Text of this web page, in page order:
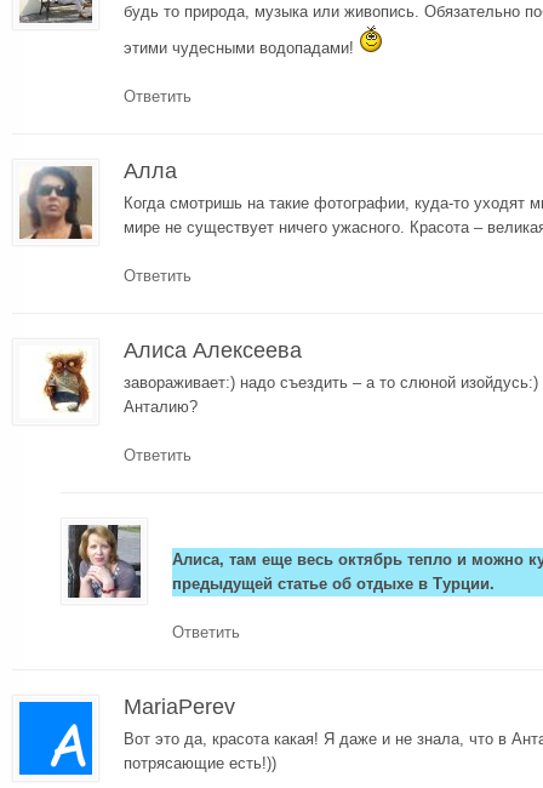
будь то природа, музыка или живопись. Обязательно
этими чудесными водопадами!
Ответить
Алла
Когда смотришь на такие фотографии, куда-то уходят
мире не существует ничего ужасного. Красота –
Ответить
Алиса Алексеева
завораживает:) надо съездить – а то слюной изойдусь:)
Анталию?
Ответить
Алиса, там еще весь октябрь тепло и можно
предыдущей статье об отдыхе в Турции.
Ответить
MariaPerev
Вот это да, красота какая! Я даже и не знала, что в
потрясающие есть!))